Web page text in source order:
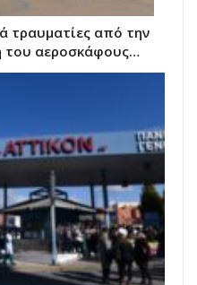
τραυματίες από την
του αεροσκάφους…